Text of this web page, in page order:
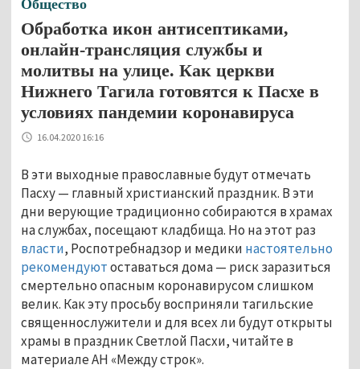
Общество
Обработка икон антисептиками,
онлайн-трансляция службы и
молитвы на улице. Как церкви
Нижнего Тагила готовятся к Пасхе в
условиях пандемии коронавируса
16.04.2020 16:16
В эти выходные православные будут отмечать
Пасху — главный христианский праздник. В эти
дни верующие традиционно собираются в храмах
на службах, посещают кладбища. Но на этот раз
власти, Роспотребнадзор и медики настоятельно
рекомендуютоставаться дома — риск заразиться
смертельно опасным коронавирусом слишком
велик. Как эту просьбу восприняли тагильские
священнослужители и для всех ли будут открыты
храмы в праздник Светлой Пасхи, читайте в
материале АН «Между строк».